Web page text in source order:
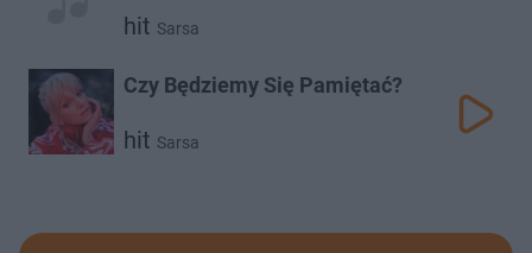
hit Sarsa
Czy Będziemy Się Pamiętać?
hit Sarsa